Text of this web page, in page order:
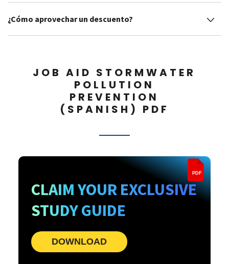
¿Cómo aprovechar un descuento?
JOB AID STORMWATER
POLLUTION
PREVENTION
(SPANISH) PDF
PDF
CLAIM YOUR EXCLUSIVE
STUDY GUIDE
DOWNLOAD